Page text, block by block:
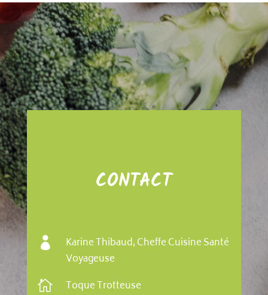
CONTACT

Karine Thibaud, Cheffe Cuisine Santé
Voyageuse
 Toque Trotteuse